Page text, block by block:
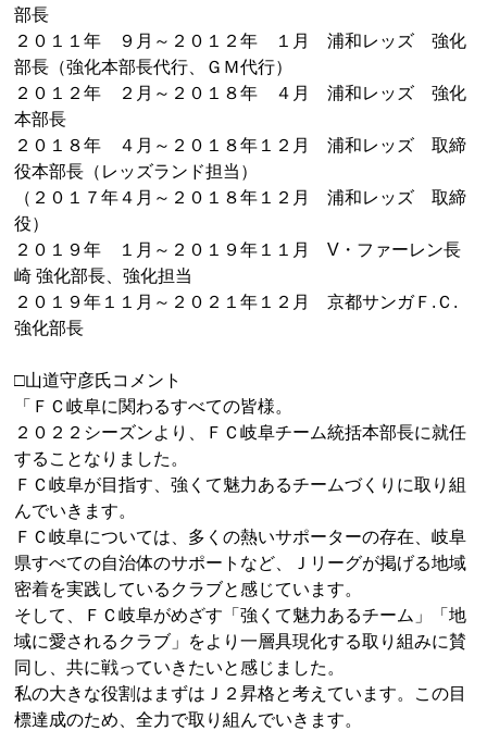
部長
２０１１年 ９月～２０１２年 １月 浦和レッズ 強化
部長（強化本部長代行、ＧＭ代行）
２０１２年 ２月～２０１８年 ４月 浦和レッズ 強化
本部長
２０１８年 ４月～２０１８年１２月 浦和レッズ 取締
役本部長（レッズランド担当）
（２０１７年４月～２０１８年１２月 浦和レッズ 取締
役）
２０１９年 １月～２０１９年１１月V ・ファーレン長
崎 強化部長、強化担当
２０１９年１１月～２０２１年１２月 京都サンガＦ .Ｃ.
強化部長
□山道守彦氏コメント
「ＦＣ岐阜に関わるすべての皆様。
２０２２シーズンより、ＦＣ岐阜チーム統括本部長に就任
することなりました。
ＦＣ岐阜が目指す、強くて魅力あるチームづくりに取り組
んでいきます。
ＦＣ岐阜については、多くの熱いサポーターの存在、岐阜
県すべての自治体のサポートなど、Ｊリーグが掲げる地域
密着を実践しているクラブと感じています。
そして、ＦＣ岐阜がめざす「強くて魅力あるチーム」「地
域に愛されるクラブ」をより一層具現化する取り組みに賛
同し、共に戦っていきたいと感じました。
私の大きな役割はまずはＪ２昇格と考えています。この目
標達成のため、全力で取り組んでいきます。